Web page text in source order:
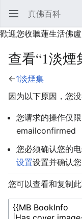
打开主菜单 真佛百科
歡迎您收聽蓮生活佛
查看“1淡煙
←1淡煙集
因为以下原因，您
您请求的操作仅
emailconfirmed
您必须确认您的
设置设置并确认
您可以查看和复制此